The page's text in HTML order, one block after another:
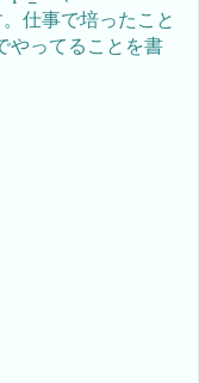
仕事で培ったこと
やってることを書